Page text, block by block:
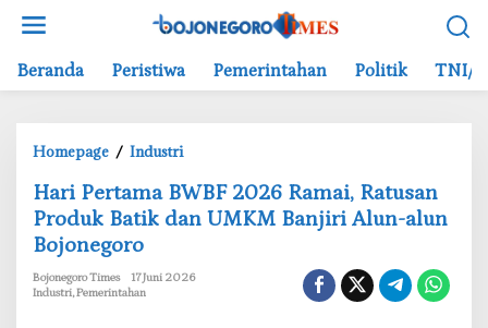
Beranda Peristiwa Pemerintahan Politik TNI/
Homepage / Industri
a
r
P
‎Hari Pertama BWBF 2026 Ramai, Ratusan
Produk Batik dan UMKM Banjiri Alun-alun
Bojonegoro
Bojonegoro Times
17 Juni 2026
Industri,Pemerintahan